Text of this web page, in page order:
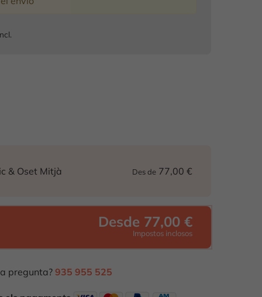
& Oset Mitjà Des de 77,00 €
Desde 77,00 €
Impostos inclosos
pregunta? 935 955 525